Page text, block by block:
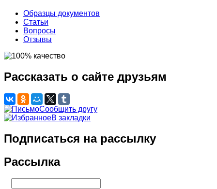
Образцы документов
Статьи
Вопросы
Отзывы
Рассказать о сайте друзьям
Сообщить другу
В закладки
Подписаться на рассылку
Рассылка